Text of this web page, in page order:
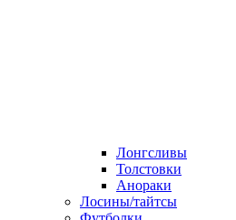
Лонгсливы
Толстовки
Анораки
Лосины/тайтсы